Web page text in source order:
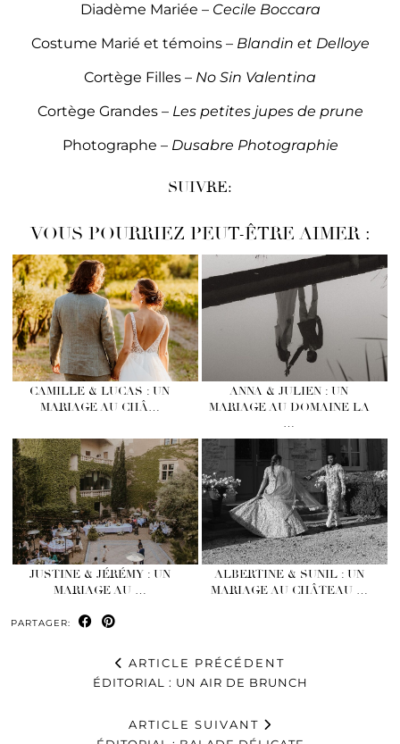
Diadème Mariée –Cecile Boccara
Costume Marié et témoins – Blandin et Delloye
Cortège Filles – No Sin Valentina
Cortège Grandes – Les petites jupes de prune
Photographe – Dusabre Photographie
SUIVRE:
VOUS POURRIEZ PEUT-ÊTRE AIMER :
CAMILLE & LUCAS : UN
MARIAGE AU CHÂ…
ANNA & JULIEN : UN
MARIAGE AU DOMAINE LA
…
JUSTINE & JÉRÉMY : UN
MARIAGE AU …
ALBERTINE & SUNIL : UN
MARIAGE AU CHÂTEAU …
PARTAGER:
ARTICLE PRÉCÉDENT
ÉDITORIAL : UN AIR DE BRUNCH
ARTICLE SUIVANT